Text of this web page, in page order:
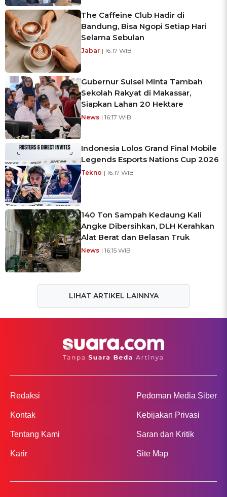
The Caffeine Club Hadir di
Bandung, Bisa Ngopi Setiap Hari
Selama Sebulan
Jabar | 16:17 WIB
Gubernur Sulsel Minta Tambah
Sekolah Rakyat di Makassar,
Siapkan Lahan 20 Hektare
News | 16:17 WIB
Indonesia Lolos Grand Final Mobile
Legends Esports Nations Cup 2026
Tekno | 16:17 WIB
140 Ton Sampah Kedaung Kali
Angke Dibersihkan, DLH Kerahkan
Alat Berat dan Belasan Truk
News | 16:15 WIB
LIHAT ARTIKEL LAINNYA
Redaksi
Kontak
Tentang Kami
Karir
Pedoman Media Siber
Kebijakan Privasi
Saran dan Kritik
Site Map